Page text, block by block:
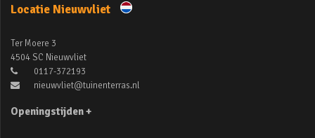
Locatie Nieuwvliet
Ter Moere 3
4504 SC Nieuwvliet
0117-372193
nieuwvliet@tuinenterras.nl
Openingstijden +